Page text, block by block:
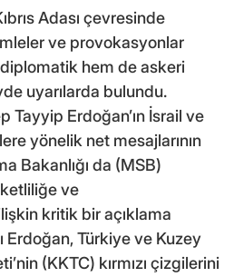
Adası çevresinde
ve provokasyonlar
hem de askeri
uyarılarda bulundu.
Tayyip Erdoğan’ın İsrail ve
yönelik net mesajlarının
Bakanlığı da (MSB)
ve
kritik bir açıklama
Erdoğan, Türkiye ve Kuzey
(KKTC) kırmızı çizgilerini